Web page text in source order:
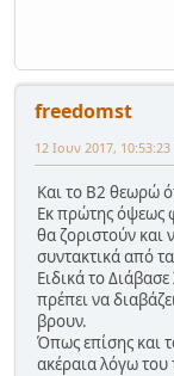
freedomst
12 Ιουν 2017,
Και το Β2 θεωρώ
Εκ πρώτης όψεως
θα ζοριστούν και
συντακτικά από
Ειδικά το
πρέπει να
βρουν.
Όπως επίσης και
ακέραια λόγω του